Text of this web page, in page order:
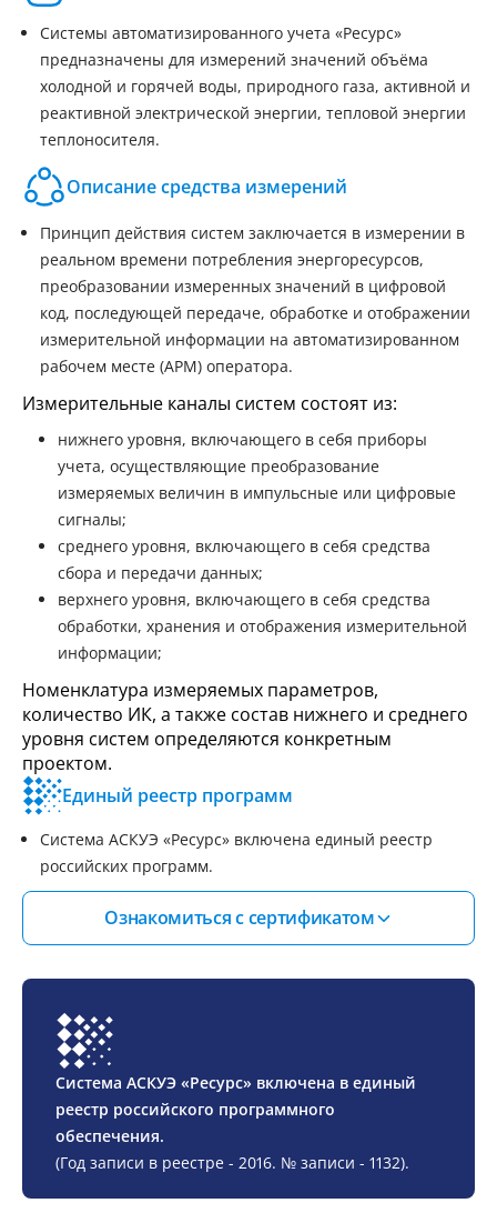
Системы автоматизированного учета «Ресурс»
предназначены для измерений значений объёма
холодной и горячей воды, природного газа, активной и
реактивной электрической энергии, тепловой энергии
теплоносителя.
Описание средства измерений
Принцип действия систем заключается в измерении в
реальном времени потребления энергоресурсов,
преобразовании измеренных значений в цифровой
код, последующей передаче, обработке и отображении
измерительной информации на автоматизированном
рабочем месте (АРМ) оператора.
Измерительные каналы систем состоят из:
нижнего уровня, включающего в себя приборы
учета, осуществляющие преобразование
измеряемых величин в импульсные или цифровые
сигналы;
среднего уровня, включающего в себя средства
сбора и передачи данных;
верхнего уровня, включающего в себя средства
обработки, хранения и отображения измерительной
информации;
Номенклатура измеряемых параметров,
количество ИК, а также состав нижнего и среднего
уровня систем определяются конкретным
проектом.
Единый реестр программ
Система АСКУЭ «Ресурс» включена единый реестр
российских программ.
Ознакомиться с сертификатом
Система АСКУЭ «Ресурс» включена в единый
реестр российского программного
обеспечения.
(Год записи в реестре - 2016. № записи - 1132).